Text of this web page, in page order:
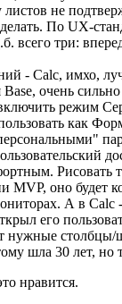
не
По UX-
всего три:
- Calc, имхо,
очень
режим
как
Рисовать
MVP, оно будет
А в Calc
его
нужные
шла 30 лет, но
нравится.